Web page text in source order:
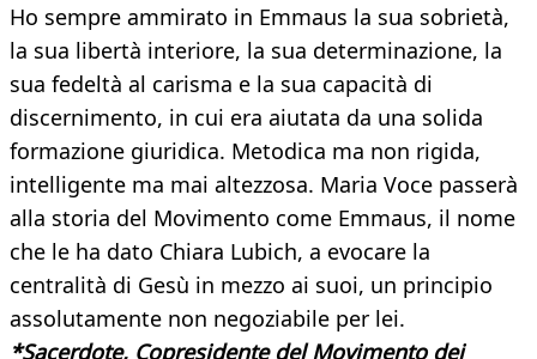
Ho sempre ammirato in Emmaus la sua sobrietà,
la sua libertà interiore, la sua determinazione, la
sua fedeltà al carisma e la sua capacità di
discernimento, in cui era aiutata da una solida
formazione giuridica. Metodica ma non rigida,
intelligente ma mai altezzosa. Maria Voce passerà
alla storia del Movimento come Emmaus, il nome
che le ha dato Chiara Lubich, a evocare la
centralità di Gesù in mezzo ai suoi, un principio
assolutamente non negoziabile per lei.
*Sacerdote, Copresidente del Movimento dei